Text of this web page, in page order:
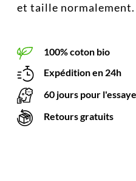
et taille normalement.
100% coton bio
Expédition en 24h
60 jours pour
Retours gratuits